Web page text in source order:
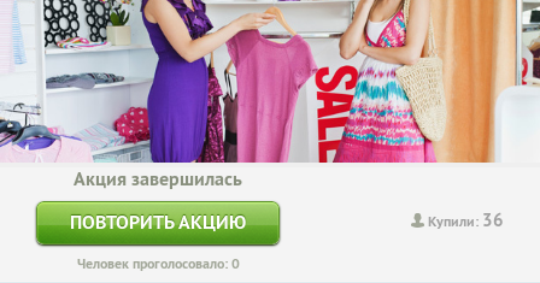
Купили: 36
Акция завершилась
ПОВТОРИТЬ АКЦИЮ
Человек проголосовало: 0